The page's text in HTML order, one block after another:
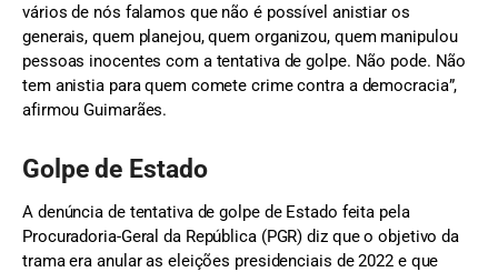
vários de nós falamos que não é possível anistiar os
generais, quem planejou, quem organizou, quem manipulou
pessoas inocentes com a tentativa de golpe. Não pode. Não
tem anistia para quem comete crime contra a democracia”,
afirmou Guimarães.
Golpe de Estado
A denúncia de tentativa de golpe de Estado feita pela
Procuradoria-Geral da República (PGR) diz que o objetivo da
trama era anular as eleições presidenciais de 2022 e que